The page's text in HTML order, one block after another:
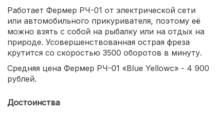
Работает Фермер РЧ-01 от электрической сети
или автомобильного прикуривателя, поэтому её
можно взять с собой на рыбалку или на отдых на
природе. Усовершенствованная острая фреза
крутится со скоростью 3500 оборотов в минуту.
Средняя цена Фермер РЧ-01 «Blue Yellowс» - 4 900
рублей.
Достоинства